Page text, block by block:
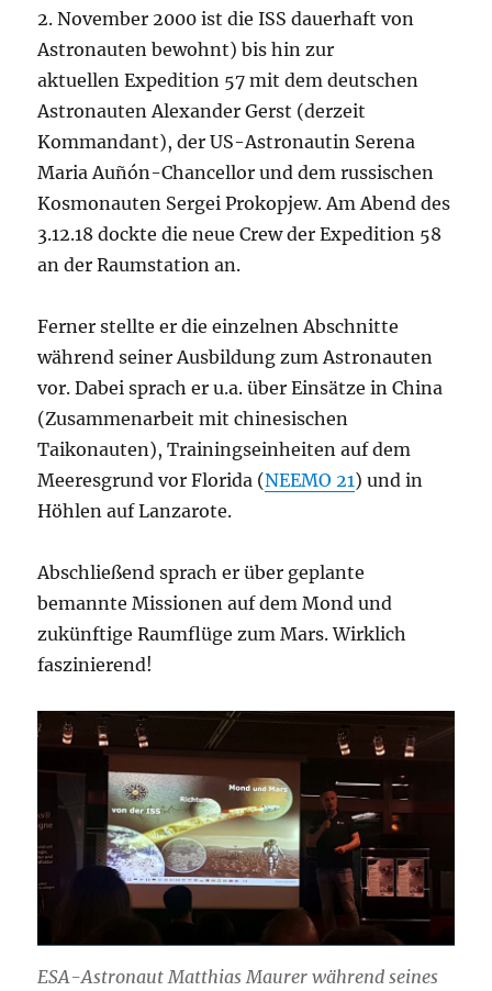
2. November 2000 ist die ISS dauerhaft von
Astronauten bewohnt) bis hin zur
aktuellen Expedition 57 mit dem deutschen
Astronauten Alexander Gerst (derzeit
Kommandant), der US-Astronautin Serena
Maria Auñón-Chancellor und dem russischen
Kosmonauten Sergei Prokopjew. Am Abend des
3.12.18 dockte die neue Crew der Expedition 58
an der Raumstation an.
Ferner stellte er die einzelnen Abschnitte
während seiner Ausbildung zum Astronauten
vor. Dabei sprach er u.a. über Einsätze in China
(Zusammenarbeit mit chinesischen
Taikonauten), Trainingseinheiten auf dem
Meeresgrund vor Florida (NEEMO 21) und in
Höhlen auf Lanzarote.
Abschließend sprach er über geplante
bemannte Missionen auf dem Mond und
zukünftige Raumflüge zum Mars. Wirklich
faszinierend!
ESA-Astronaut Matthias Maurer während seines